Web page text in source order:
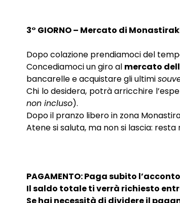
3° GIORNO – Mercato di
Dopo colazione prendiamoci del
Concediamoci un giro al mercato
bancarelle e acquistare gli ultimi
Chi lo desidera, potrà arricchire
non incluso).
Dopo il pranzo libero in zona
Atene si saluta, ma non si lascia:
PAGAMENTO: Paga subito
Il saldo totale ti verrà richiesto